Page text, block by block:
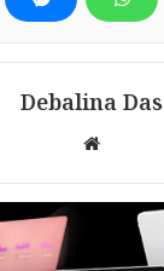
Debalina Das
Website